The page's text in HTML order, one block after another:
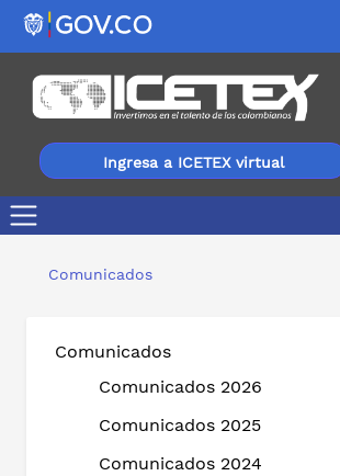
Ingresa a ICETEX virtual
Comunicados
Comunicados
Comunicados 2026
Comunicados 2025
Comunicados 2024